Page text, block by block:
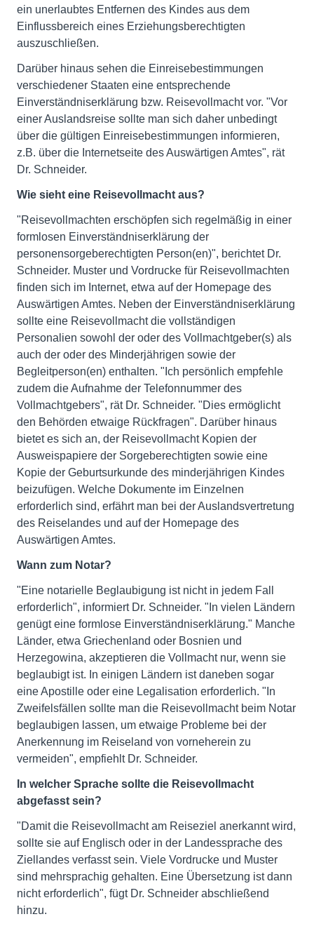
ein unerlaubtes Entfernen des Kindes aus dem
Einflussbereich eines Erziehungsberechtigten
auszuschließen.
Darüber hinaus sehen die Einreisebestimmungen
verschiedener Staaten eine entsprechende
Einverständniserklärung bzw. Reisevollmacht vor. "Vor
einer Auslandsreise sollte man sich daher unbedingt
über die gültigen Einreisebestimmungen informieren,
z.B. über die Internetseite des Auswärtigen Amtes", rät
Dr. Schneider.
Wie sieht eine Reisevollmacht aus?
"Reisevollmachten erschöpfen sich regelmäßig in einer
formlosen Einverständniserklärung der
personensorgeberechtigten Person(en)", berichtet Dr.
Schneider. Muster und Vordrucke für Reisevollmachten
finden sich im Internet, etwa auf der Homepage des
Auswärtigen Amtes. Neben der Einverständniserklärung
sollte eine Reisevollmacht die vollständigen
Personalien sowohl der oder des Vollmachtgeber(s) als
auch der oder des Minderjährigen sowie der
Begleitperson(en) enthalten. "Ich persönlich empfehle
zudem die Aufnahme der Telefonnummer des
Vollmachtgebers", rät Dr. Schneider. "Dies ermöglicht
den Behörden etwaige Rückfragen". Darüber hinaus
bietet es sich an, der Reisevollmacht Kopien der
Ausweispapiere der Sorgeberechtigten sowie eine
Kopie der Geburtsurkunde des minderjährigen Kindes
beizufügen. Welche Dokumente im Einzelnen
erforderlich sind, erfährt man bei der Auslandsvertretung
des Reiselandes und auf der Homepage des
Auswärtigen Amtes.
Wann zum Notar?
"Eine notarielle Beglaubigung ist nicht in jedem Fall
erforderlich", informiert Dr. Schneider. "In vielen Ländern
genügt eine formlose Einverständniserklärung." Manche
Länder, etwa Griechenland oder Bosnien und
Herzegowina, akzeptieren die Vollmacht nur, wenn sie
beglaubigt ist. In einigen Ländern ist daneben sogar
eine Apostille oder eine Legalisation erforderlich. "In
Zweifelsfällen sollte man die Reisevollmacht beim Notar
beglaubigen lassen, um etwaige Probleme bei der
Anerkennung im Reiseland von vorneherein zu
vermeiden", empfiehlt Dr. Schneider.
In welcher Sprache sollte die Reisevollmacht
abgefasst sein?
"Damit die Reisevollmacht am Reiseziel anerkannt wird,
sollte sie auf Englisch oder in der Landessprache des
Ziellandes verfasst sein. Viele Vordrucke und Muster
sind mehrsprachig gehalten. Eine Übersetzung ist dann
nicht erforderlich", fügt Dr. Schneider abschließend
hinzu.